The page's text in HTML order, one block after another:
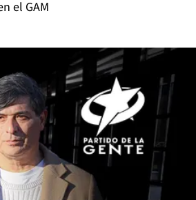
el GAM